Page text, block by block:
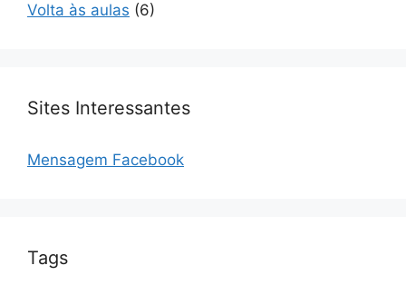
Volta às aulas (6)
Sites Interessantes
Mensagem Facebook
Tags